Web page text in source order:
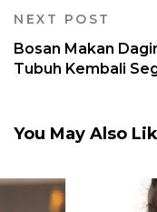
NEXT POST
Bosan Makan
Tubuh Kembali
You May Also